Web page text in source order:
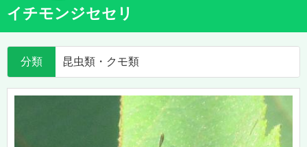
イチモンジセセリ
分類 昆虫類・クモ類